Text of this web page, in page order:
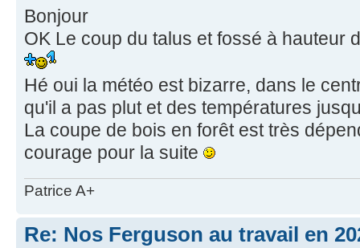
Bonjour
OK Le coup du talus et fossé à hauteur
Hé oui la météo est bizarre, dans le
qu'il a pas plut et des températures
La coupe de bois en forêt est très
courage pour la suite
Patrice A+
Re: Nos Ferguson au travail en